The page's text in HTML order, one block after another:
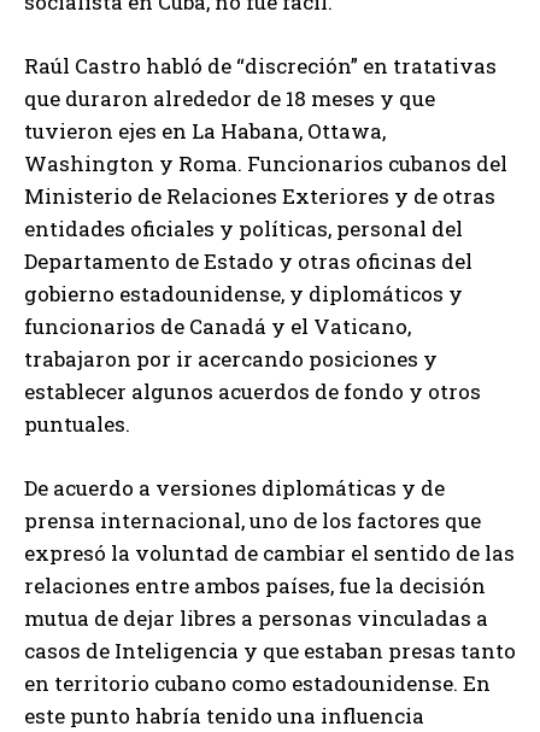
Raúl Castro habló de “discreción” en tratativas
que duraron alrededor de 18 meses y que
tuvieron ejes en La Habana, Ottawa,
Washington y Roma. Funcionarios cubanos del
Ministerio de Relaciones Exteriores y de otras
entidades oficiales y políticas, personal del
Departamento de Estado y otras oficinas del
gobierno estadounidense, y diplomáticos y
funcionarios de Canadá y el Vaticano,
trabajaron por ir acercando posiciones y
establecer algunos acuerdos de fondo y otros
puntuales.
De acuerdo a versiones diplomáticas y de
prensa internacional, uno de los factores que
expresó la voluntad de cambiar el sentido de las
relaciones entre ambos países, fue la decisión
mutua de dejar libres a personas vinculadas a
casos de Inteligencia y que estaban presas tanto
en territorio cubano como estadounidense. En
este punto habría tenido una influencia